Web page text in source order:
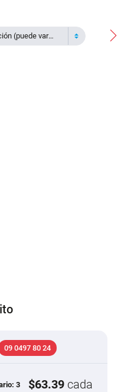
Ilustración (puede variar)
09 0497 80 24
3 $63.39cada